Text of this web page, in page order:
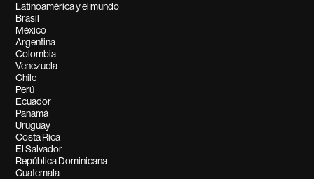
Latinoamérica y el mundo
Brasil
México
Argentina
Colombia
Venezuela
Chile
Perú
Ecuador
Panamá
Uruguay
Costa Rica
El Salvador
República Dominicana
Guatemala